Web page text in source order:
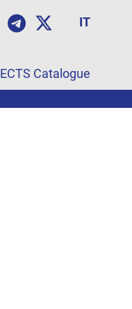
IT
ECTS Catalogue